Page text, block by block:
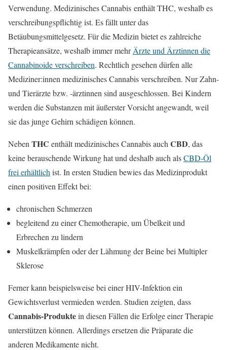
Verwendung. Medizinisches Cannabis enthält THC, weshalb es
verschreibungspflichtig ist. Es fällt unter das
Betäubungsmittelgesetz. Für die Medizin bietet es zahlreiche
Therapieansätze, weshalb immer mehrÄrzte und Ärztinnen die
Cannabinoide verschreiben. Rechtlich gesehen dürfen alle
Mediziner:innen medizinisches Cannabis verschreiben. Nur Zahn-
und Tierärzte bzw. -ärztinnen sind ausgeschlossen. Bei Kindern
werden die Substanzen mit äußerster Vorsicht angewandt, weil
sie das junge Gehirn schädigen können.
NebenTHC enthält medizinisches Cannabis auchCBD, das
keine berauschende Wirkung hat und deshalb auch alsCBD-Öl
frei erhältlichist. In ersten Studien bewies das Medizinprodukt
einen positiven Effekt bei:
chronischen Schmerzen
begleitend zu einer Chemotherapie, um Übelkeit und
Erbrechen zu lindern
Muskelkrämpfen oder der Lähmung der Beine bei Multipler
Sklerose
Ferner kann beispielsweise bei einer HIV-Infektion ein
Gewichtsverlust vermieden werden. Studien zeigten, dass
Cannabis-Produktein diesen Fällen die Erfolge einer Therapie
unterstützen können. Allerdings ersetzen die Präparate die
anderen Medikamente nicht.